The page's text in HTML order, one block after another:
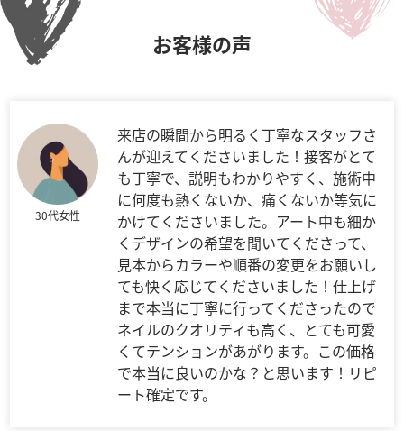
お客様の声
30代女性
来店の瞬間から明るく丁寧なスタッフさ
んが迎えてくださいました！接客がとて
も丁寧で、説明もわかりやすく、施術中
に何度も熱くないか、痛くないか等気に
かけてくださいました。アート中も細か
くデザインの希望を聞いてくださって、
見本からカラーや順番の変更をお願いし
ても快く応じてくださいました！仕上げ
まで本当に丁寧に行ってくださったので
ネイルのクオリティも高く、とても可愛
くてテンションがあがります。この価格
で本当に良いのかな？と思います！リピ
ート確定です。